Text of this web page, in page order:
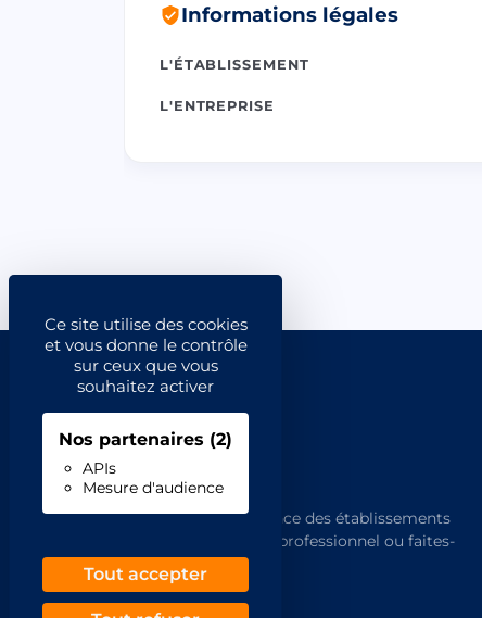
Ce site utilise des cookies
et vous donne le contrôle
sur ceux que vous
souhaitez activer
Nos partenaires (2)
APIs
Mesure d'audience
Tout accepter
Informations légales
L'ÉTABLISSEMENT
L'ENTREPRISE
L'annuaire de référence des établissements
français. Trouvez un professionnel ou faites-
vous trouver.